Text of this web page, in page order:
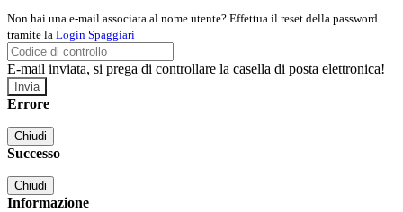
Non hai una e-mail associata al nome utente? Effettua il reset della password
tramite la Login Spaggiari
E-mail inviata, si prega di controllare la casella di posta elettronica!
Errore
Chiudi
Successo
Chiudi
Informazione